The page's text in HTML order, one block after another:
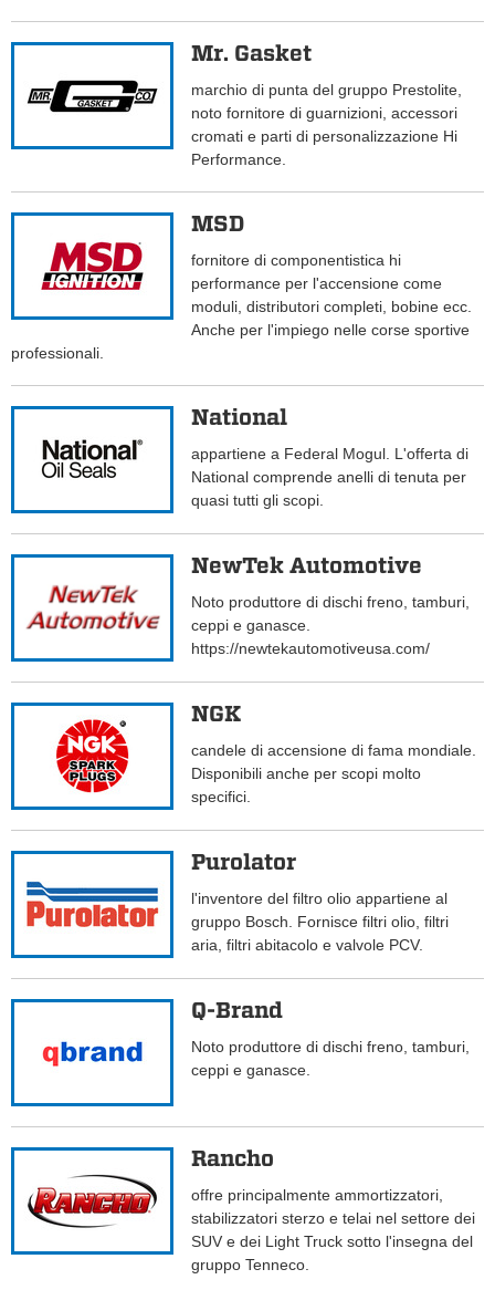
Mr. Gasket
marchio di punta del gruppo Prestolite,
noto fornitore di guarnizioni, accessori
cromati e parti di personalizzazione Hi
Performance.
MSD
fornitore di componentistica hi
performance per l'accensione come
moduli, distributori completi, bobine ecc.
Anche per l'impiego nelle corse sportive
professionali.
National
appartiene a Federal Mogul. L'offerta di
National comprende anelli di tenuta per
quasi tutti gli scopi.
NewTek Automotive
Noto produttore di dischi freno, tamburi,
ceppi e ganasce.
https://newtekautomotiveusa.com/
NGK
candele di accensione di fama mondiale.
Disponibili anche per scopi molto
specifici.
Purolator
l'inventore del filtro olio appartiene al
gruppo Bosch. Fornisce filtri olio, filtri
aria, filtri abitacolo e valvole PCV.
Q-Brand
Noto produttore di dischi freno, tamburi,
ceppi e ganasce.
Rancho
offre principalmente ammortizzatori,
stabilizzatori sterzo e telai nel settore dei
SUV e dei Light Truck sotto l'insegna del
gruppo Tenneco.